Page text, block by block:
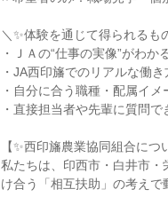
＼✨体験を通じて得られるも
・ＪＡの“仕事の実像”がわか
・JA西印旛でのリアルな働
・自分に合う職種・配属イ
・直接担当者や先輩に質問
【✨西印旛農業協同組合につ
私たちは、印西市・白井市
け合う「相互扶助」の考えで